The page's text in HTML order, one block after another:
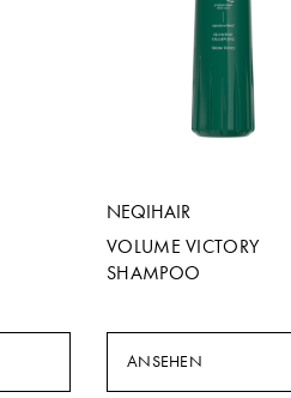
NEQIHAIR
VOLUME VICTORY
SHAMPOO
ANSEHEN